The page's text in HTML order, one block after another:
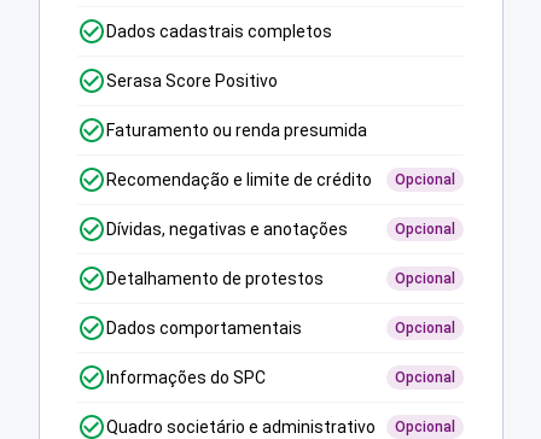
Dados cadastrais completos
Serasa Score Positivo
Faturamento ou renda presumida
Recomendação e limite de crédito Opcional
Dívidas, negativas e anotações Opcional
Detalhamento de protestos Opcional
Dados comportamentais Opcional
Informações do SPC Opcional
Quadro societário e administrativo Opcional